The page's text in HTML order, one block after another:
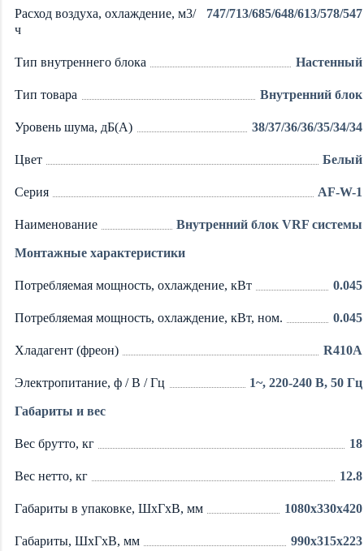
Расход воздуха, охлаждение, м3/
ч
747/713/685/648/613/578/547
Тип внутреннего блока Настенный
Тип товара Внутренний блок
Уровень шума, дБ(А) 38/37/36/36/35/34/34
Цвет Белый
Серия AF-W-1
Наименование Внутренний блок VRF системы
Монтажные характеристики
Потребляемая мощность, охлаждение, кВт 0.045
Потребляемая мощность, охлаждение, кВт, ном. 0.045
Хладагент (фреон) R410A
Электропитание, ф / В / Гц 1~, 220-240 В, 50 Гц
Габариты и вес
Вес брутто, кг 18
Вес нетто, кг 12.8
Габариты в упаковке, ШхГхВ, мм 1080x330x420
Габариты, ШхГхВ, мм 990x315x223